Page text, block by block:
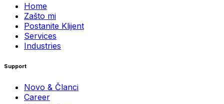
Home
Zašto mi
Postanite Klijent
Services
Industries
Support
Novo & Članci
Career